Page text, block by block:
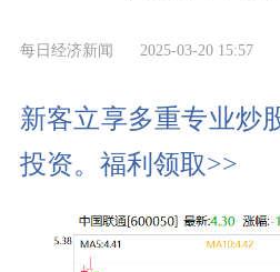
每日经济新闻 2025-03-20 15:57
新客立享多重专业炒
投资。福利领取>>